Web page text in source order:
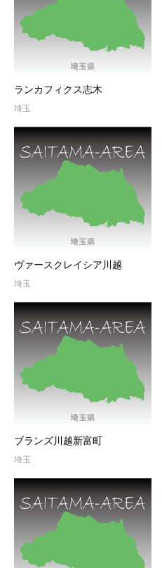
ランカフィクス志木
埼玉
ヴァースクレイシア川越
埼玉
ブランズ川越新富町
埼玉